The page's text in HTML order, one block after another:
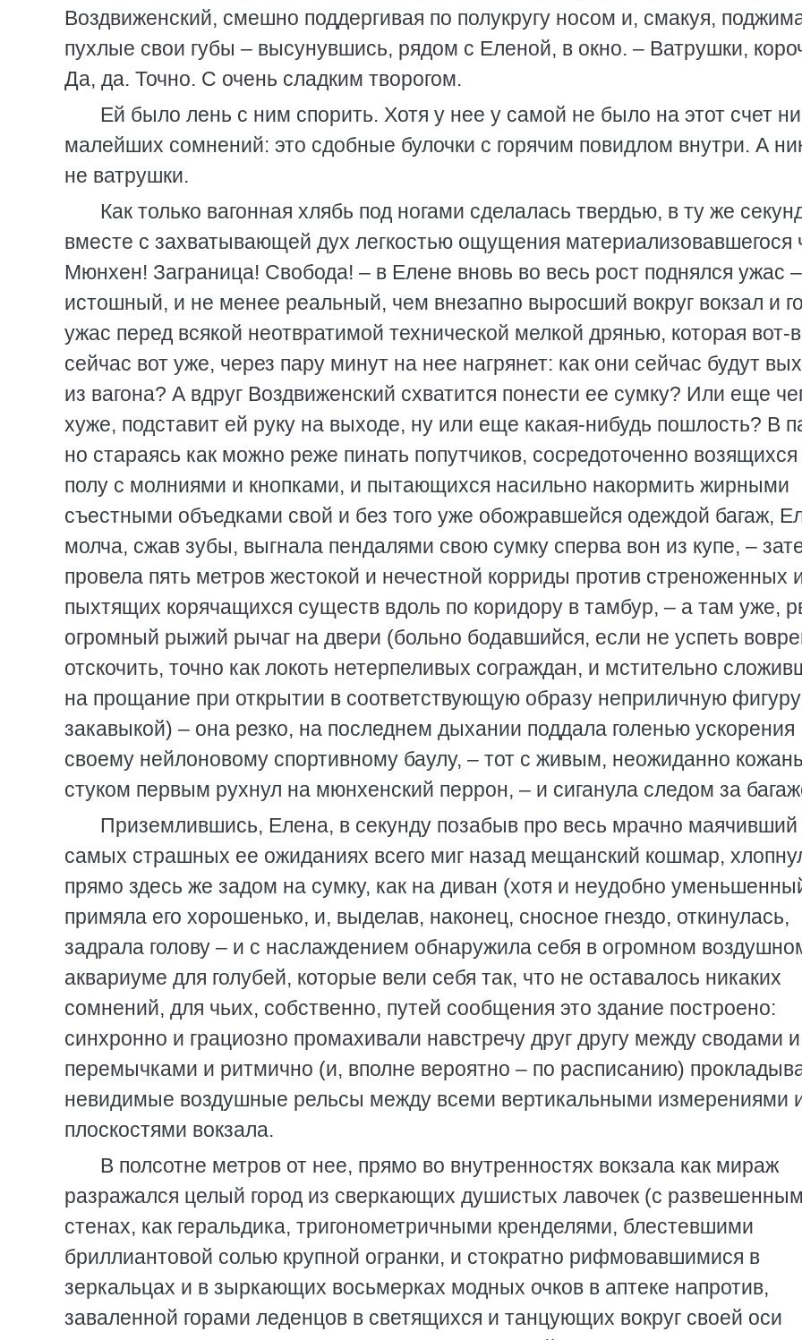
Воздвиженский, смешно поддергивая по полукругу носом и, смакуя,
пухлые свои губы – высунувшись, рядом с Еленой, в окно. – Ватрушки,
Да, да. Точно. С очень сладким творогом.
Ей было лень с ним спорить. Хотя у нее у самой не было на этот счет ни
малейших сомнений: это сдобные булочки с горячим повидлом внутри. А
не ватрушки.
Как только вагонная хлябь под ногами сделалась твердью, в ту же
вместе с захватывающей дух легкостью ощущения материализовавшегося
Мюнхен! Заграница! Свобода! – в Елене вновь во весь рост поднялся ужас –
истошный, и не менее реальный, чем внезапно выросший вокруг вокзал и
ужас перед всякой неотвратимой технической мелкой дрянью, которая вот-
сейчас вот уже, через пару минут на нее нагрянет: как они сейчас будут
из вагона? А вдруг Воздвиженский схватится понести ее сумку? Или еще
хуже, подставит ей руку на выходе, ну или еще какая-нибудь пошлость? В
но стараясь как можно реже пинать попутчиков, сосредоточенно
полу с молниями и кнопками, и пытающихся насильно накормить жирными
съестными объедками свой и без того уже обожравшейся одеждой багаж,
молча, сжав зубы, выгнала пендалями свою сумку сперва вон из купе, –
провела пять метров жестокой и нечестной корриды против стреноженных
пыхтящих корячащихся существ вдоль по коридору в тамбур, – а там уже,
огромный рыжий рычаг на двери (больно бодавшийся, если не успеть
отскочить, точно как локоть нетерпеливых сограждан, и мстительно
на прощание при открытии в соответствующую образу неприличную
закавыкой) – она резко, на последнем дыхании поддала голенью ускорения
своему нейлоновому спортивному баулу, – тот с живым, неожиданно
стуком первым рухнул на мюнхенский перрон, – и сиганула следом за
Приземлившись, Елена, в секунду позабыв про весь мрачно маячивший
самых страшных ее ожиданиях всего миг назад мещанский кошмар,
прямо здесь же задом на сумку, как на диван (хотя и неудобно
примяла его хорошенько, и, выделав, наконец, сносное гнездо, откинулась,
задрала голову – и с наслаждением обнаружила себя в огромном
аквариуме для голубей, которые вели себя так, что не оставалось никаких
сомнений, для чьих, собственно, путей сообщения это здание построено:
синхронно и грациозно промахивали навстречу друг другу между сводами и
перемычками и ритмично (и, вполне вероятно – по расписанию)
невидимые воздушные рельсы между всеми вертикальными измерениями
плоскостями вокзала.
В полсотне метров от нее, прямо во внутренностях вокзала как мираж
разражался целый город из сверкающих душистых лавочек (с
стенах, как геральдика, тригонометричными кренделями, блестевшими
бриллиантовой солью крупной огранки, и стократно рифмовавшимися в
зеркальцах и в зыркающих восьмерках модных очков в аптеке напротив,
заваленной горами леденцов в светящихся и танцующих вокруг своей оси